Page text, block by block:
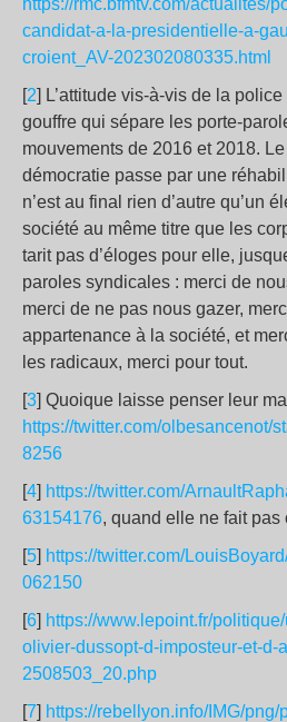
candidat-a-la-presidentielle-a-
croient_AV-202302080335.html
[2] L’attitude vis-à-vis de la
gouffre qui sépare les porte-
mouvements de 2016 et 2018.
démocratie passe par une
n’est au final rien d’autre qu’un
société au même titre que les
tarit pas d’éloges pour elle,
paroles syndicales : merci de
merci de ne pas nous gazer,
appartenance à la société, et
les radicaux, merci pour tout.
[3] Quoique laisse penser leur
https://twitter.com/olbesancenot/
8256
[4] https://twitter.com/
63154176, quand elle ne fait
[5] https://twitter.com/
062150
[6] https://www.lepoint.fr/
olivier-dussopt-d-imposteur-et-d-
2508503_20.php
[7] https://rebellyon.info/IMG/png/